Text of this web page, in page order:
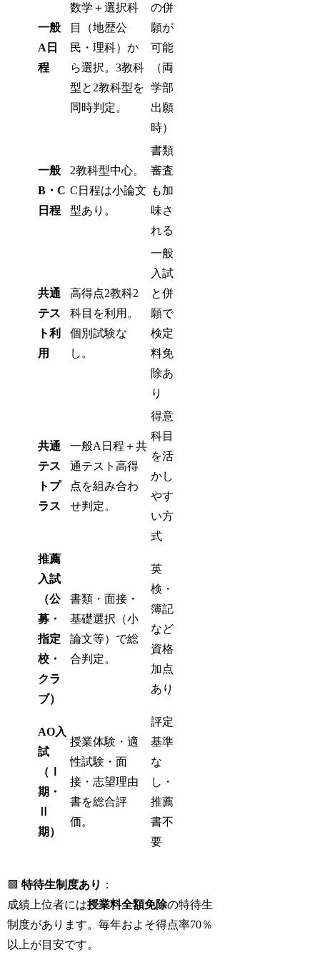
一般
A日
程
数学＋選択科
目（地歴公
民・理科）か
ら選択。3教科
型と2教科型を
同時判定。
の併
願が
可能
（両
学部
出願
時）
一般
B・C
日程
2教科型中心。
C日程は小論文
型あり。
書類
審査
も加
味さ
れる
共通
テス
ト利
用
高得点2教科2
科目を利用。
個別試験な
し。
一般
入試
と併
願で
検定
料免
除あ
り
共通
テス
トプ
ラス
一般A日程＋共
通テスト高得
点を組み合わ
せ判定。
得意
科目
を活
かし
やす
い方
式
推薦
入試
（公
募・
指定
校・
クラ
ブ）
書類・面接・
基礎選択（小
論文等）で総
合判定。
英
検・
簿記
など
資格
加点
あり
AO入
試
（Ⅰ
期・
期）
授業体験・適
性試験・面
接・志望理由
書を総合評
価。
評定
基準
な
し・
推薦
書不
要
🟩特待生制度あり ：
成績上位者には授業料全額免除の特待生
制度があります。毎年およそ得点率70％
以上が目安です。